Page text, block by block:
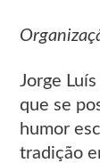
Jorge
que se
humor
tradição